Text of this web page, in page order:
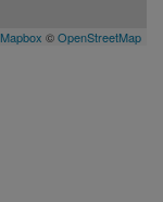
Mapbox ©OpenStreetMap